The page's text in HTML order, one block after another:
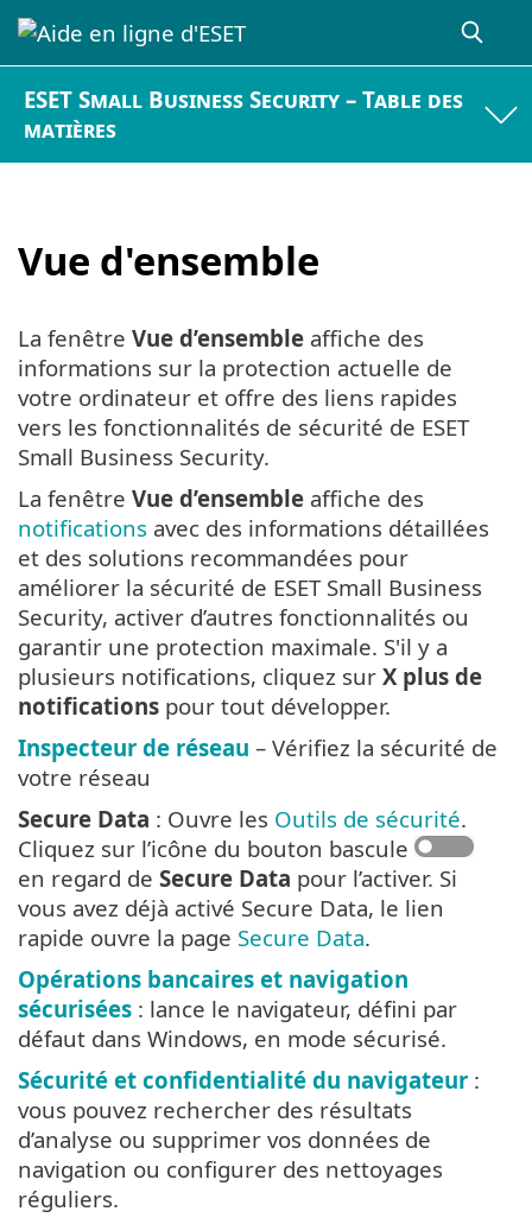
ESET Small Business Security – Table des
matières
Vue d'ensemble
La fenêtre Vue d’ensemble affiche des
informations sur la protection actuelle de
votre ordinateur et offre des liens rapides
vers les fonctionnalités de sécurité de ESET
Small Business Security.
La fenêtre Vue d’ensemble affiche des
notifications avec des informations détaillées
et des solutions recommandées pour
améliorer la sécurité de ESET Small Business
Security, activer d’autres fonctionnalités ou
garantir une protection maximale. S'il y a
plusieurs notifications, cliquez sur X plus de
notifications pour tout développer.
Inspecteur de réseau – Vérifiez la sécurité de
votre réseau
Secure Data : Ouvre les Outils de sécurité.
Cliquez sur l’icône du bouton bascule
en regard de Secure Data pour l’activer. Si
vous avez déjà activé Secure Data, le lien
rapide ouvre la page Secure Data.
Opérations bancaires et navigation
sécurisées : lance le navigateur, défini par
défaut dans Windows, en mode sécurisé.
Sécurité et confidentialité du navigateur :
vous pouvez rechercher des résultats
d’analyse ou supprimer vos données de
navigation ou configurer des nettoyages
réguliers.